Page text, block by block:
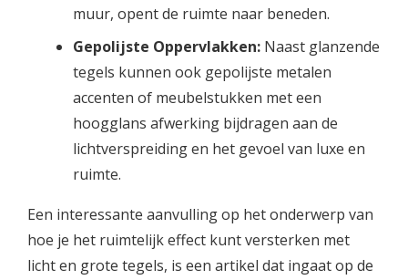
muur, opent de ruimte naar beneden.
Gepolijste Oppervlakken:Naast glanzende
tegels kunnen ook gepolijste metalen
accenten of meubelstukken met een
hoogglans afwerking bijdragen aan de
lichtverspreiding en het gevoel van luxe en
ruimte.
Een interessante aanvulling op het onderwerp van
hoe je het ruimtelijk effect kunt versterken met
licht en grote tegels, is een artikel dat ingaat op de